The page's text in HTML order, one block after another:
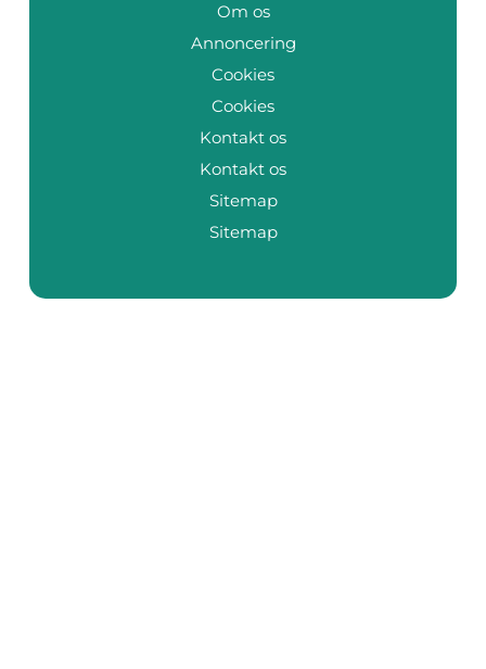
Om os
Annoncering
Cookies
Cookies
Kontakt os
Kontakt os
Sitemap
Sitemap